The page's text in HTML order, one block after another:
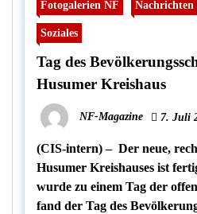
Fotogalerien NF Nachrichten
Soziales
Tag des
Husumer Kreishaus
NF-Magazine 7. Juli
(CIS-intern) – Der neue,
Husumer Kreishauses ist
wurde zu einem Tag der
fand der Tag des